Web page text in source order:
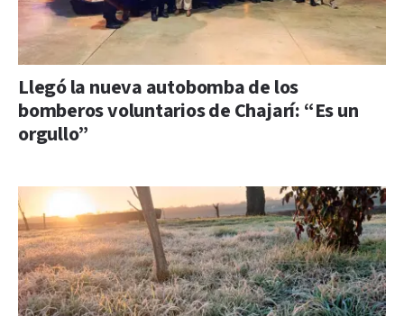
Llegó la nueva autobomba de los
bomberos voluntarios de Chajarí: “Es un
orgullo”